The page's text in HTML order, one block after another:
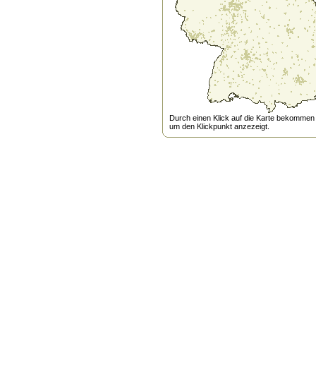
Durch einen Klick auf die Karte
um den Klickpunkt anzezeigt.